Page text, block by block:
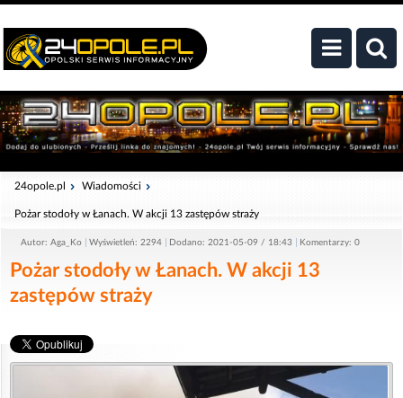
24opole.pl Wiadomości
Pożar stodoły w Łanach. W akcji 13 zastępów straży
Autor: Aga_Ko Wyświetleń: 2294 Dodano: 2021-05-09 / 18:43 Komentarzy: 0
Pożar stodoły w Łanach. W akcji 13
zastępów straży